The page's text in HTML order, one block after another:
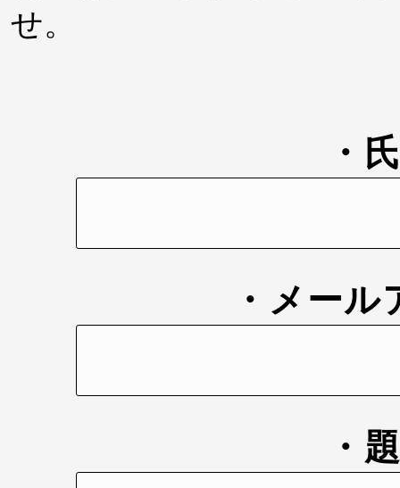
せ。
・
・メー
・